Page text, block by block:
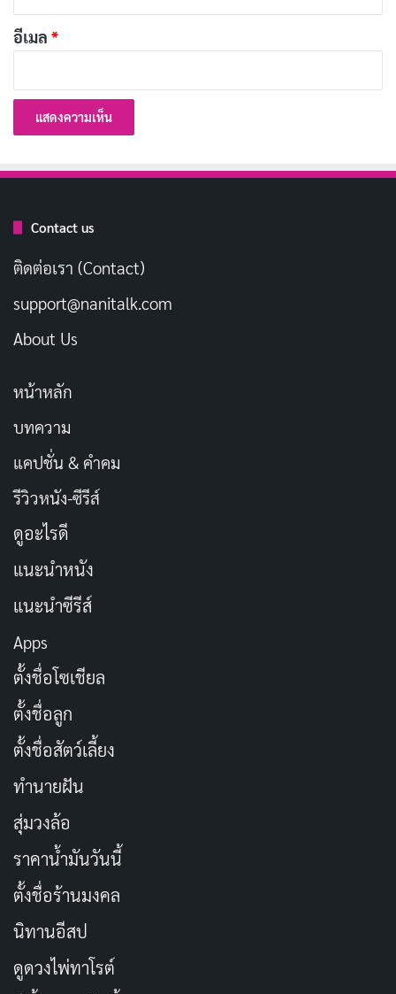
อีเมล *
Contact us
ติดต่อเรา (Contact)
support@nanitalk.com
About Us
หน้าหลัก
บทความ
แคปชั่น & คำคม
รีวิวหนัง-ซีรีส์
ดูอะไรดี
แนะนำหนัง
แนะนำซีรีส์
Apps
ตั้งชื่อโซเชียล
ตั้งชื่อลูก
ตั้งชื่อสัตว์เลี้ยง
ทำนายฝัน
สุ่มวงล้อ
ราคาน้ำมันวันนี้
ตั้งชื่อร้านมงคล
นิทานอีสป
ดูดวงไพ่ทาโรต์